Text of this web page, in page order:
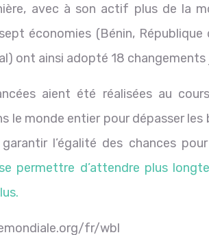
avec à son actif plus de la
économies (Bénin, République
ont ainsi adopté 18
aient été réalisées au
le monde entier pour dépasser
l’égalité des chances
permettre d’attendre plus
fr/wbl